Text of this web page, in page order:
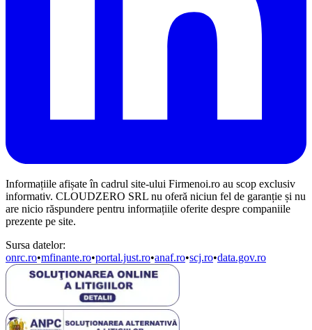
Informațiile afișate în cadrul site-ului Firmenoi.ro au scop exclusiv
informativ. CLOUDZERO SRL nu oferă niciun fel de garanție și nu
are nicio răspundere pentru informațiile oferite despre companiile
prezente pe site.
Sursa datelor:
onrc.ro•mfinante.ro•portal.just.ro•anaf.ro•scj.ro•data.gov.ro